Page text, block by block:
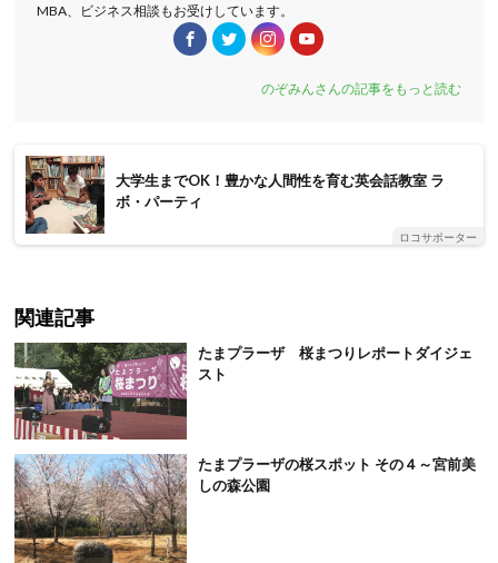
MBA、ビジネス相談もお受けしています。
のぞみんさんの記事をもっと読む
大学生までOK！豊かな人間性を育む英会話教室 ラ
ボ・パーティ
ロコサポーター
関連記事
たまプラーザ 桜まつりレポートダイジェ
スト
たまプラーザの桜スポット その４～宮前美
しの森公園